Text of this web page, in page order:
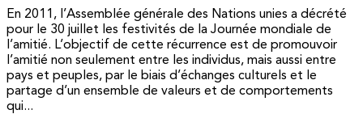
En 2011, l’Assemblée générale des Nations unies a décrété
pour le 30 juillet les festivités de la Journée mondiale de
l’amitié. L’objectif de cette récurrence est de promouvoir
l’amitié non seulement entre les individus, mais aussi entre
pays et peuples, par le biais d’échanges culturels et le
partage d’un ensemble de valeurs et de comportements
qui...